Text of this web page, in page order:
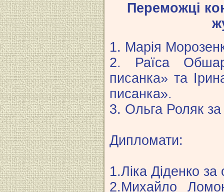
Переможці
1. Марія
2. Раїса
писанка» та
писанка».
3. Ольга Роляк
Дипломати:
1.Ліка Діденко
2.Михайло